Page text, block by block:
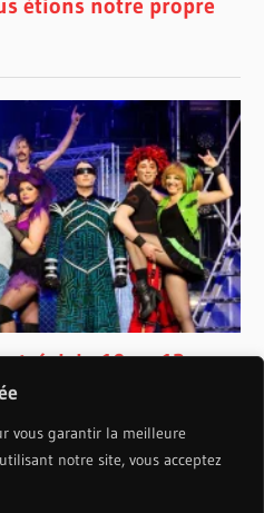
vous garantir la meilleure
notre site, vous acceptez